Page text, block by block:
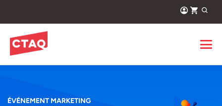
ÉVÉNEMENT MARKETING